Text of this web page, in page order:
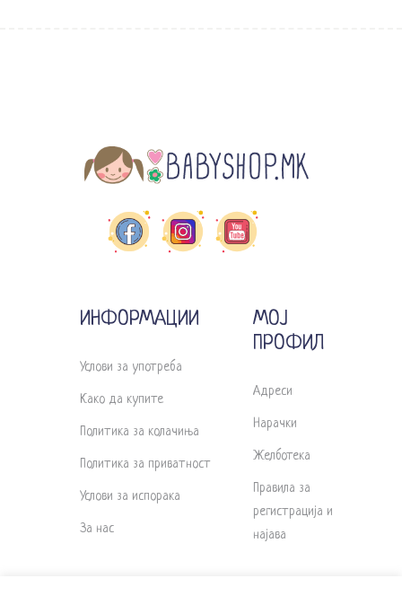
ИНФОРМАЦИИ
Услови за употреба
Како да купите
Политика за колачиња
Политика за приватност
Услови за испорака
За нас
МОЈ
ПРОФИЛ
Адреси
Нарачки
Желботека
Правила за
регистрација и
најава